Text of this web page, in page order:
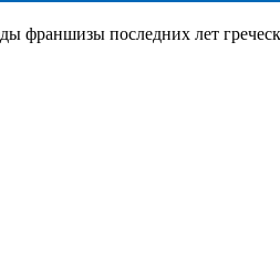
франшизы последних лет